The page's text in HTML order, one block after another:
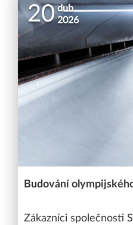
20 dub
2026
Budování
Zákazníci společnosti